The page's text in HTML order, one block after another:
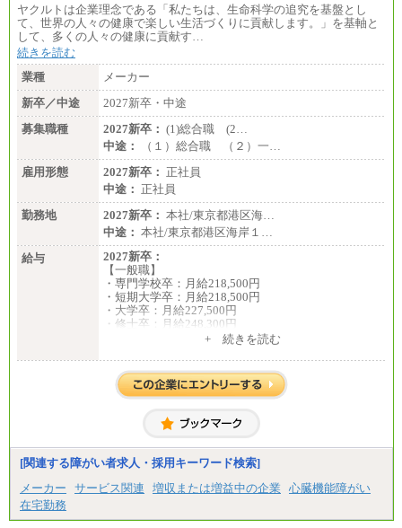
ヤクルトは企業理念である「私たちは、生命科学の追究を基盤とし
て、世界の人々の健康で楽しい生活づくりに貢献します。」を基軸と
して、多くの人々の健康に貢献す…
続きを読む
業種
メーカー
新卒／中途
2027新卒・中途
募集職種
2027新卒： (1)総合職 (2…
中途：
（１）総合職 （２）一…
雇用形態
2027新卒： 正社員
中途： 正社員
勤務地
2027新卒： 本社/東京都港区海…
中途： 本社/東京都港区海岸１…
給与
2027新卒：
【一般職】
・専門学校卒：月給218,500円
・短期大学卒：月給218,500円
・大学卒：月給227,500円
・修士卒：月給248,300円
・博士卒：月給257,300円
【総合職】
・大学卒：月給253,500円
・修士卒：月給261,500円
※2025年度実績
※試用期間3か月中も給与に変更はございません
中途：
全職種共通
最低月給200,000円以上
+ 続きを読む
[関連する障がい者求人・採用キーワード検索]
メーカー
サービス関連 増収または増益中の企業
心臓機能障がい
在宅勤務